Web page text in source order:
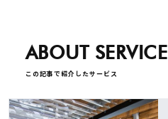
ABOUT SERVICE
この記事で紹介したサービス